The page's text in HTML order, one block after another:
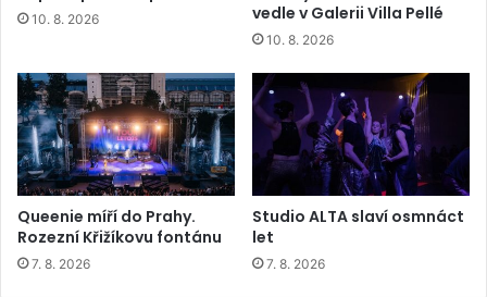
10. 8. 2026
vedle v Galerii Villa Pellé
10. 8. 2026
Queenie míří do Prahy.
Rozezní Křižíkovu fontánu
7. 8. 2026
Studio ALTA slaví osmnáct
let
7. 8. 2026